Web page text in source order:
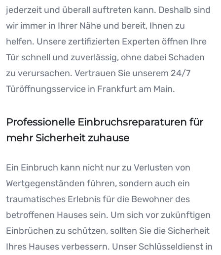
jederzeit und überall auftreten kann. Deshalb sind
wir immer in Ihrer Nähe und bereit, Ihnen zu
helfen. Unsere zertifizierten Experten öffnen Ihre
Tür schnell und zuverlässig, ohne dabei Schaden
zu verursachen. Vertrauen Sie unserem 24/7
Türöffnungsservice in Frankfurt am Main.
Professionelle Einbruchsreparaturen für
mehr Sicherheit zuhause
Ein Einbruch kann nicht nur zu Verlusten von
Wertgegenständen führen, sondern auch ein
traumatisches Erlebnis für die Bewohner des
betroffenen Hauses sein. Um sich vor zukünftigen
Einbrüchen zu schützen, sollten Sie die Sicherheit
Ihres Hauses verbessern. Unser Schlüsseldienst in